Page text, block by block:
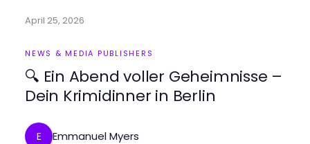
April 25, 2026
NEWS & MEDIA PUBLISHERS
🔍 Ein Abend voller Geheimnisse –
Dein Krimidinner in Berlin
E Emmanuel Myers